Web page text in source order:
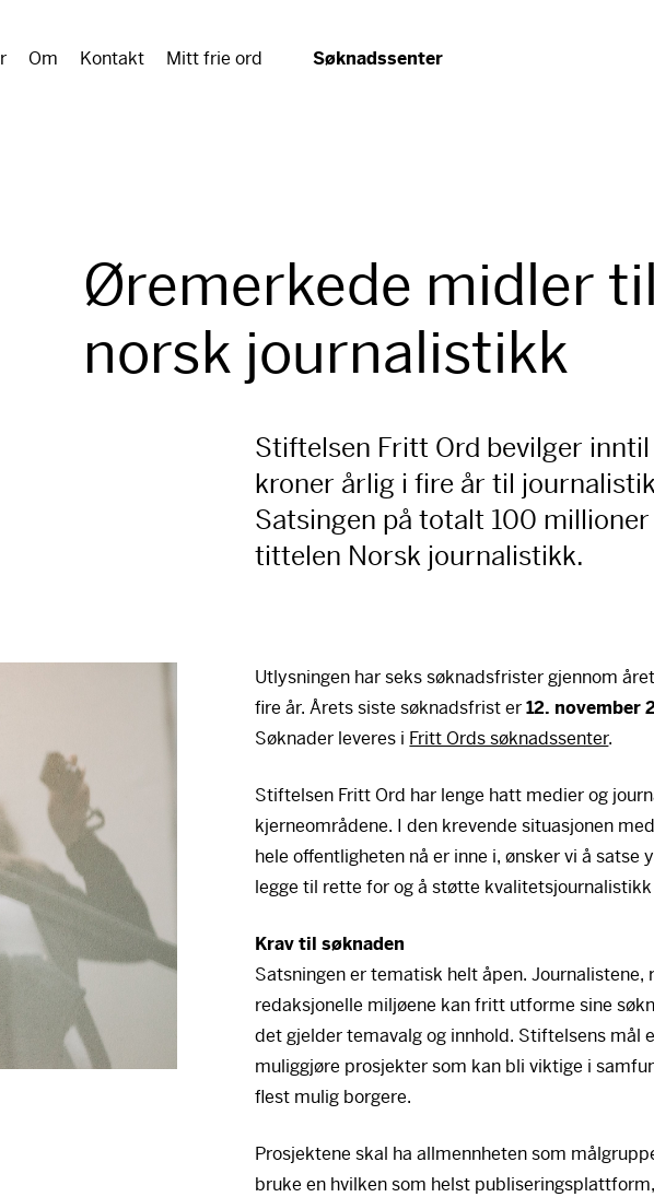
Om Kontakt
Mitt frie ord
Søknadssenter
Øremerkede midler til
norsk journalistikk
Stiftelsen Fritt Ord bevilger
kroner årlig i fire år til
Satsingen på totalt 100
tittelen Norsk journalistikk.
Utlysningen har seks søknadsfrister gjennom
fire år. Årets siste søknadsfrist er12. november
Søknader leveres i Fritt Ords søknadssenter.
Stiftelsen Fritt Ord har lenge hatt medier og
kjerneområdene. I den krevende situasjonen
hele offentligheten nå er inne i, ønsker vi å satse
legge til rette for og å støtte
Krav til søknaden
Satsningen er tematisk helt åpen. Journalistene,
redaksjonelle miljøene kan fritt utforme sine
det gjelder temavalg og innhold. Stiftelsens mål
muliggjøre prosjekter som kan bli viktige i
flest mulig borgere.
Prosjektene skal ha allmennheten som
bruke en hvilken som helst